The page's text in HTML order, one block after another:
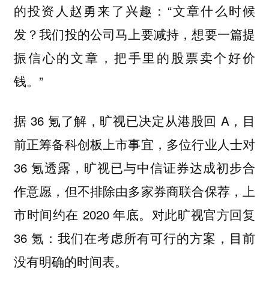
的投资人赵勇来了兴趣：“文章什么时候
发？我们投的公司马上要减持，想要一篇提
振信心的文章，把手里的股票卖个好价
钱。”
据 36 氪了解，旷视已决定从港股回 A，目
前正筹备科创板上市事宜，多位行业人士对
36 氪透露，旷视已与中信证券达成初步合
作意愿，但不排除由多家券商联合保荐，上
市时间约在 2020 年底。对此旷视官方回复
36 氪：我们在考虑所有可行的方案，目前
没有明确的时间表。